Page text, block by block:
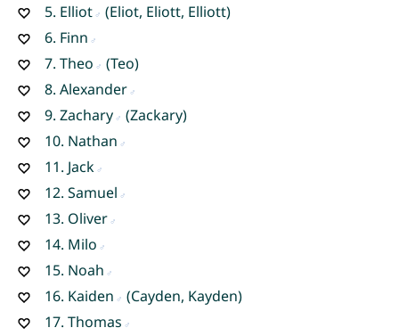
5. Elliot
(Eliot, Eliott, Elliott)
6. Finn
7. Theo
(Teo)
8. Alexander
9. Zachary
(Zackary)
10. Nathan
11. Jack
12. Samuel
13. Oliver
14. Milo
15. Noah
16. Kaiden
(Cayden, Kayden)
17. Thomas